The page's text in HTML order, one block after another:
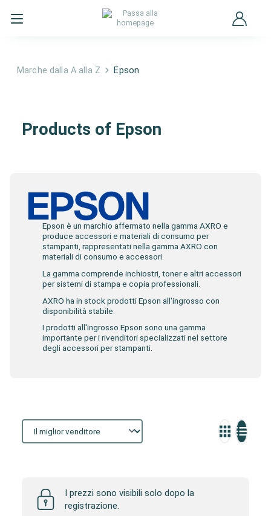
Marche dalla A alla Z Epson
Products of Epson
Epson è un marchio affermato nella gamma AXRO e
produce accessori e materiali di consumo per
stampanti, rappresentati nella gamma AXRO con
materiali di consumo e accessori.
La gamma comprende inchiostri, toner e altri accessori
per sistemi di stampa e copia professionali.
AXRO ha in stock prodotti Epson all'ingrosso con
disponibilità stabile.
I prodotti all'ingrosso Epson sono una gamma
importante per i rivenditori specializzati nel settore
degli accessori per stampanti.
I prezzi sono visibili solo dopo la
registrazione.